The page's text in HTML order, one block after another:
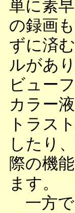
単に素
の録画
ずに済
ルがあ
ビュー
カラー
トラス
したり
際の機
ます。
一方で